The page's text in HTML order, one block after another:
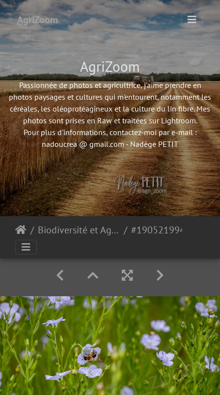
AgriZoom
AgriZoom
Passionnée de photos et agricultrice, j'aime prendre en
photos paysages et cultures qui m'entourent, notamment les
céréales, les oléoprotéagineux et la culture du lin fibre. Mes
photos sont prises en Raw et traitées sur Lightroom.
Pour plus d'informations, contactez-moi par e-mail :
nadoucrea @ gmail.com - Nadège PETIT
Biodiversité et Agroécologie